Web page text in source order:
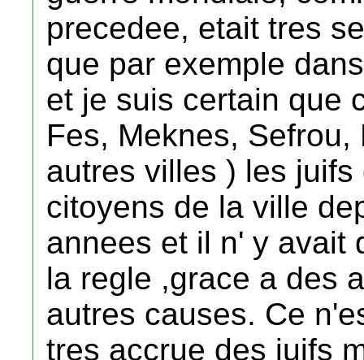
precedee, etait tres
que par exemple
et je suis certain que
Fes, Meknes,
autres villes ) les
citoyens de la ville
annees et il n' y avait
la regle ,grace a des
autres causes. Ce
tres accrue des juifs